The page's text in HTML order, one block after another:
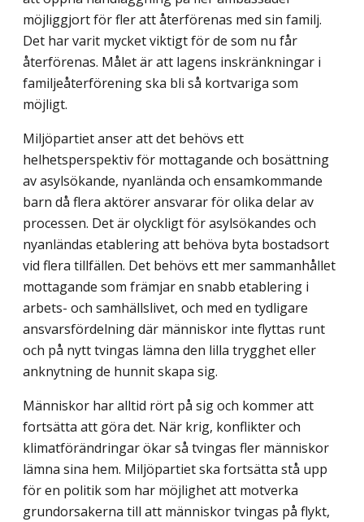
möjliggjort för fler att återförenas med sin familj.
Det har varit mycket viktigt för de som nu får
återförenas. Målet är att lagens inskränkningar i
familjeåterförening ska bli så kortvariga som
möjligt.
Miljöpartiet anser att det behövs ett
helhetsperspektiv för mottagande och bosättning
av asylsökande, nyanlända och ensamkommande
barn då flera aktörer ansvarar för olika delar av
processen. Det är olyckligt för asylsökandes och
nyanländas etablering att behöva byta bostadsort
vid flera tillfällen. Det behövs ett mer sammanhållet
mottagande som främjar en snabb etablering i
arbets- och samhällslivet, och med en tydligare
ansvarsfördelning där människor inte flyttas runt
och på nytt tvingas lämna den lilla trygghet eller
anknytning de hunnit skapa sig.
Människor har alltid rört på sig och kommer att
fortsätta att göra det. När krig, konflikter och
klimatförändringar ökar så tvingas fler människor
lämna sina hem. Miljöpartiet ska fortsätta stå upp
för en politik som har möjlighet att motverka
grundorsakerna till att människor tvingas på flykt,